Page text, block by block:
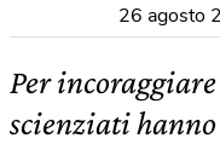
26 agosto
Per
scienziati